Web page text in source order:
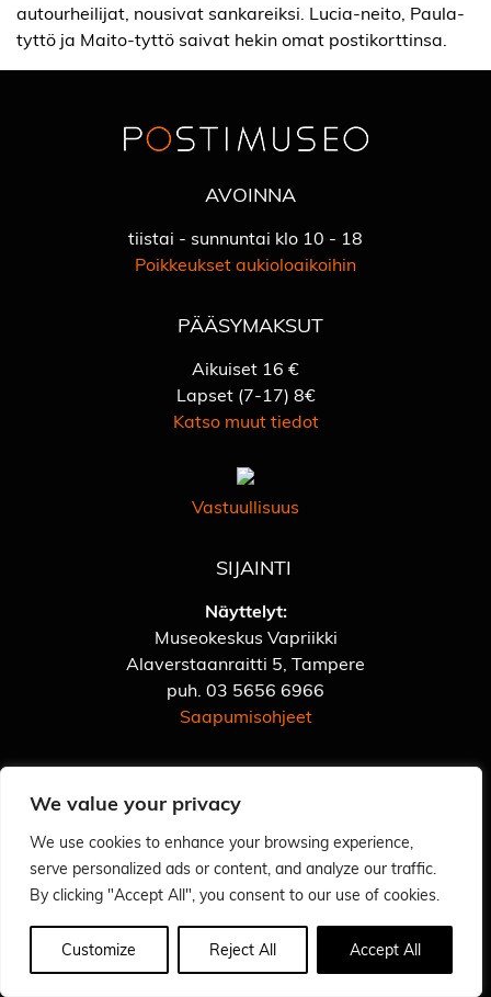
We value your privacy
We use cookies to enhance your browsing experience,
serve personalized ads or content, and analyze our traffic.
By clicking "Accept All", you consent to our use of cookies.
Customize Reject All Accept All
autourheilijat, nousivat sankareiksi. Lucia-neito, Paula-
tyttö ja Maito-tyttö saivat hekin omat postikorttinsa.
AVOINNA
tiistai - sunnuntai klo 10 - 18
Poikkeukset aukioloaikoihin
PÄÄSYMAKSUT
Aikuiset 16 €
Lapset (7-17) 8€
Katso muut tiedot
Vastuullisuus
SIJAINTI
Näyttelyt:
Museokeskus Vapriikki
Alaverstaanraitti 5, Tampere
puh. 03 5656 6966
Saapumisohjeet
Kelloportinkatu 2C
puh.050 313 4568
Kelloportinkatu 2C
33100 Tampere